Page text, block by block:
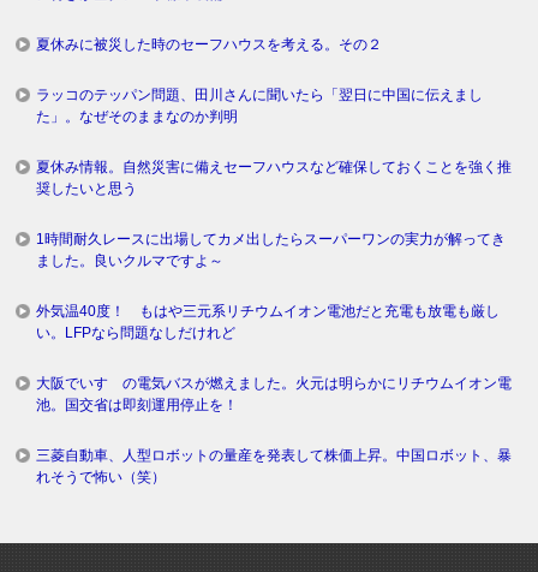
夏休みに被災した時のセーフハウスを考える。その２
ラッコのテッパン問題、田川さんに聞いたら「翌日に中国に伝えまし
た」。なぜそのままなのか判明
夏休み情報。自然災害に備えセーフハウスなど確保しておくことを強く推
奨したいと思う
1時間耐久レースに出場してカメ出したらスーパーワンの実力が解ってき
ました。良いクルマですよ～
外気温40度！ もはや三元系リチウムイオン電池だと充電も放電も厳し
い。LFPなら問題なしだけれど
大阪でいすゞの電気バスが燃えました。火元は明らかにリチウムイオン電
池。国交省は即刻運用停止を！
三菱自動車、人型ロボットの量産を発表して株価上昇。中国ロボット、暴
れそうで怖い（笑）